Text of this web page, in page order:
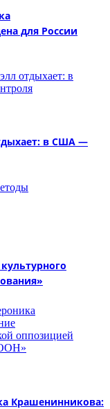
для России
в США —
Крашенинникова: